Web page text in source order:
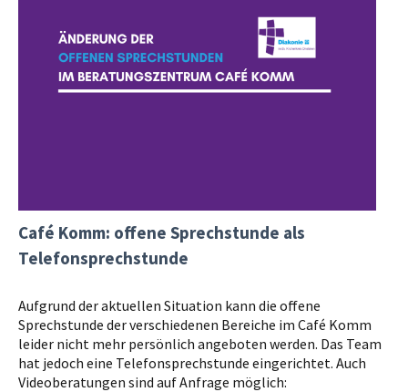
Café Komm: offene Sprechstunde als
Telefonsprechstunde
Aufgrund der aktuellen Situation kann die offene
Sprechstunde der verschiedenen Bereiche im Café Komm
leider nicht mehr persönlich angeboten werden. Das Team
hat jedoch eine Telefonsprechstunde eingerichtet. Auch
Videoberatungen sind auf Anfrage möglich: